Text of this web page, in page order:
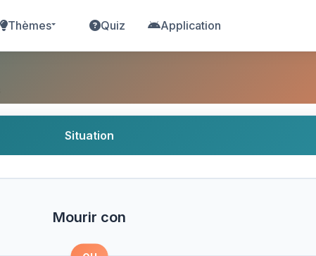
Thèmes Quiz Application
Situation
Mourir con